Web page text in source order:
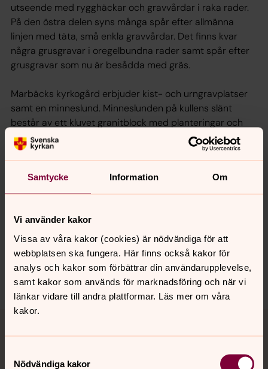
Samtycke Information Om
Vi använder kakor
Vissa av våra kakor (cookies) är nödvändiga för att
webbplatsen ska fungera. Här finns också kakor för
analys och kakor som förbättrar din användarupplevelse,
samt kakor som används för marknadsföring och när vi
länkar vidare till andra plattformar. Läs mer om våra
kakor.
Nödvändiga kakor
utseende med rygghäckar och gravvårdar i raka rader.
På den östra delen syns många spår efter allmänna
linjen med täta, små enkla gravvårdar. Det finns kvar
några grusgravar i oregelbundna rader samt spår efter
grusgravar som nu är besådda med gräs.
Marbäcks kyrkogård erbjuder kist- och urngravplatser
samt en minneslund. Minneslunden på kullens slänt
består av ett kluvet granitblock med planteringar och
den stora ekens vilsamma skugga. Norr om kyrkan finns
en yta med gräs som inte används för gravsättningar.
Synpunkter eller frågor på sidans
innehåll?
aneby.pastorat@svenskakyrkan.se
Dela
Tillbaka till toppen
Tillbaka till innehållet